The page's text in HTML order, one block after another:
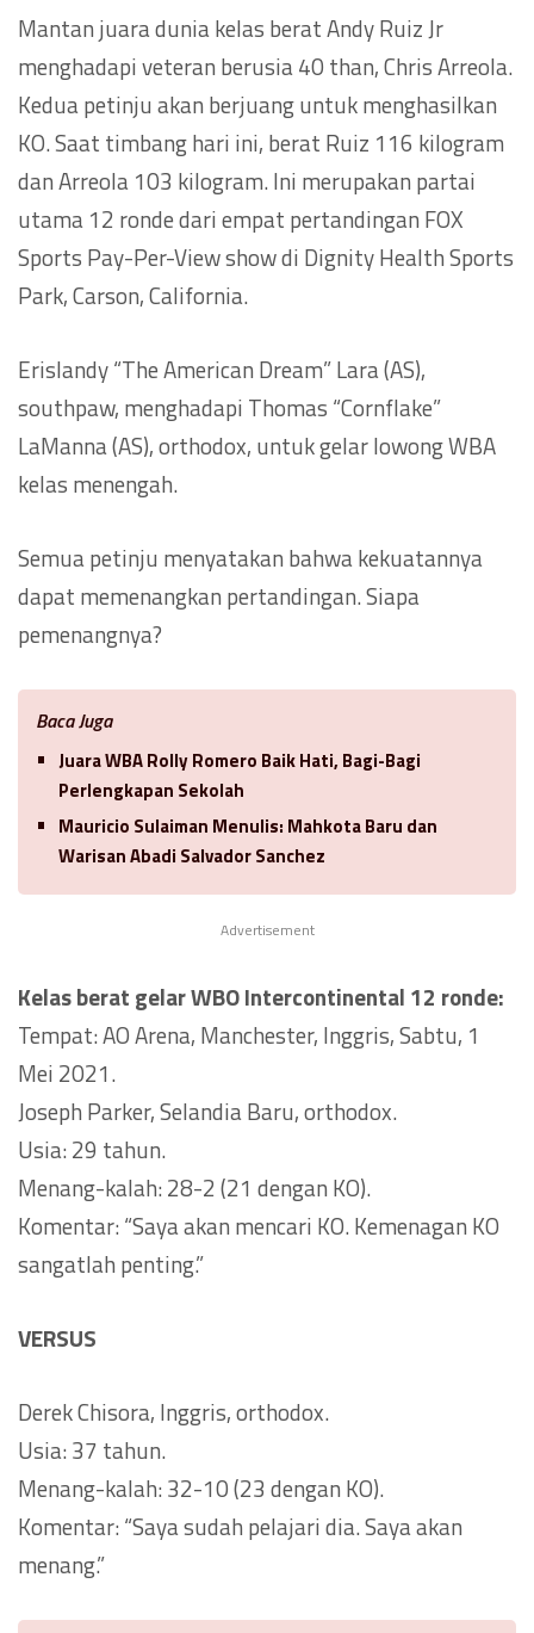
Mantan juara dunia kelas berat Andy Ruiz Jr
menghadapi veteran berusia 40 than, Chris Arreola.
Kedua petinju akan berjuang untuk menghasilkan
KO. Saat timbang hari ini, berat Ruiz 116 kilogram
dan Arreola 103 kilogram. Ini merupakan partai
utama 12 ronde dari empat pertandingan FOX
Sports Pay-Per-View show di Dignity Health Sports
Park, Carson, California.
Erislandy “The American Dream” Lara (AS),
southpaw, menghadapi Thomas “Cornflake”
LaManna (AS), orthodox, untuk gelar lowong WBA
kelas menengah.
Semua petinju menyatakan bahwa kekuatannya
dapat memenangkan pertandingan. Siapa
pemenangnya?
Baca Juga
Juara WBA Rolly Romero Baik Hati, Bagi-Bagi
Perlengkapan Sekolah
Mauricio Sulaiman Menulis: Mahkota Baru dan
Warisan Abadi Salvador Sanchez
Advertisement
Kelas berat gelar WBO Intercontinental 12 ronde:
Tempat: AO Arena, Manchester, Inggris, Sabtu, 1
Mei 2021.
Joseph Parker, Selandia Baru, orthodox.
Usia: 29 tahun.
Menang-kalah: 28-2 (21 dengan KO).
Komentar: “Saya akan mencari KO. Kemenagan KO
sangatlah penting.”
VERSUS
Derek Chisora, Inggris, orthodox.
Usia: 37 tahun.
Menang-kalah: 32-10 (23 dengan KO).
Komentar: “Saya sudah pelajari dia. Saya akan
menang.”